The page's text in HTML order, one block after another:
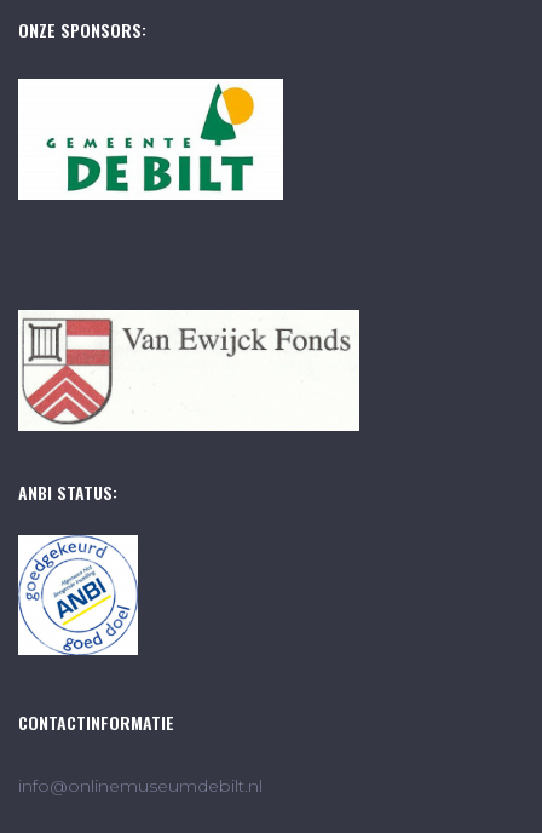
ONZE SPONSORS:
ANBI STATUS:
CONTACTINFORMATIE
info@onlinemuseumdebilt.nl